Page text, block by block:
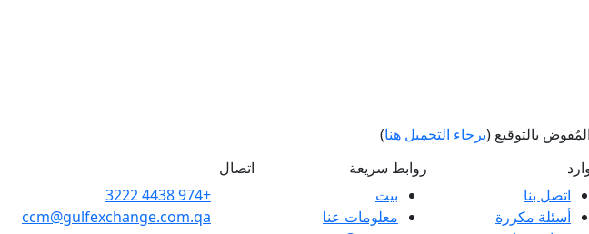
بالتوقيع (برجاء التحميل هنا)
اتصل بنا
أسئلة مكررة
روابط سريعة
بيت
معلومات عنا
اتصال
+974 4438 3222
ccm@gulfexchange.com.qa